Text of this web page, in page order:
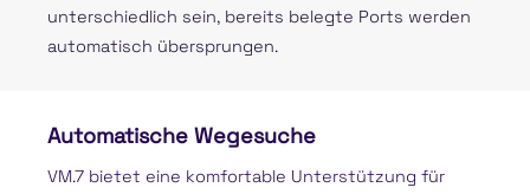
unterschiedlich sein, bereits belegte Ports werden
automatisch übersprungen.
Automatische Wegesuche
VM.7 bietet eine komfortable Unterstützung für